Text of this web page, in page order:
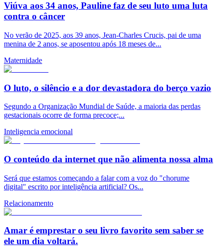
Viúva aos 34 anos, Pauline faz de seu luto uma luta
contra o câncer
No verão de 2025, aos 39 anos, Jean-Charles Crucis, pai de uma
menina de 2 anos, se aposentou após 18 meses de...
Maternidade
O luto, o silêncio e a dor devastadora do berço vazio
Segundo a Organização Mundial de Saúde, a maioria das perdas
gestacionais ocorre de forma precoce;...
Inteligencia emocional
O conteúdo da internet que não alimenta nossa alma
Será que estamos começando a falar com a voz do "chorume
digital" escrito por inteligência artificial? Os...
Relacionamento
Amar é emprestar o seu livro favorito sem saber se
ele um dia voltará.